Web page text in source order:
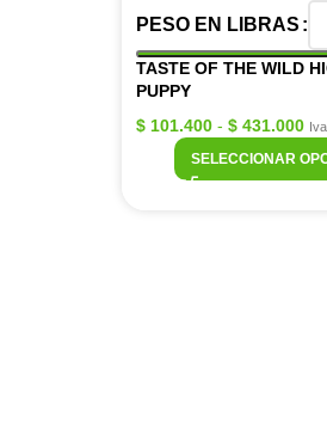
PESO EN LIBRAS
TASTE OF THE WILD
PUPPY
$ 101.400 - $ 431.000
SELECCIONAR